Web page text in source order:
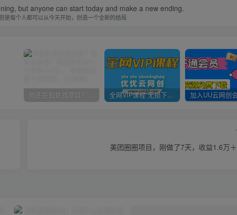
but anyone can start today and make a new ending.
是每个人都可以从今天开始，创造一个全新的结局
你还在到处找项目？还在当韭菜？我靠卖项目一个月收入5万+，曾经我也是个失败者。 全网VIP课程 无损下载~
美团圈圈项目，刚做了7天，收益1.6万＋